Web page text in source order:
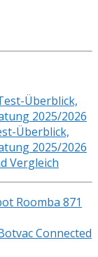
Überblick,
2025/2026
Überblick,
2025/2026
Vergleich
Roomba 871
Connected